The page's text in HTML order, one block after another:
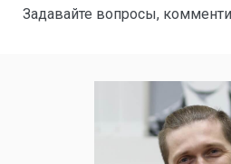
Задавайте вопросы,